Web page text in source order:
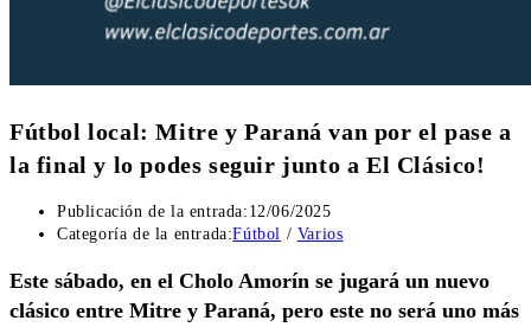
Fútbol local: Mitre y Paraná van por el pase a
la final y lo podes seguir junto a El Clásico!
Publicación de la entrada: 12/06/2025
Categoría de la entrada:Fútbol / Varios
Este sábado, en el Cholo Amorín se jugará un nuevo
clásico entre Mitre y Paraná, pero este no será uno más